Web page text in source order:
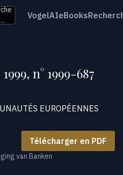
VogelAIeBooks
n° 1999-687
EUROPÉENNES
Télécharger en PDF
van Banken